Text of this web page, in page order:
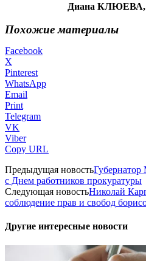
Диана
Похожие материалы
Facebook
X
Pinterest
WhatsApp
Email
Print
Telegram
VK
Viber
Copy URL
Предыдущая новостьГубернатор
с Днем работников прокуратуры
Следующая новостьНиколай
соблюдение прав и свобод
Другие интересные новости